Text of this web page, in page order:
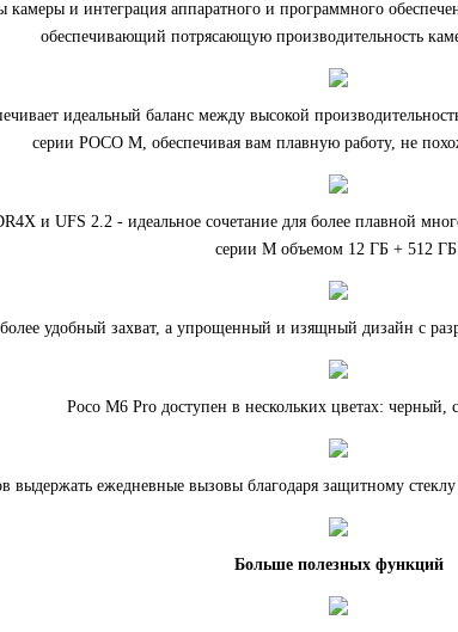
камеры и интеграция аппаратного и программного
обеспечивающий потрясающую производительность
идеальный баланс между высокой
серии POCO M, обеспечивая вам плавную работу, не
и UFS 2.2 - идеальное сочетание для более плавной
серии M объемом 12 ГБ + 512
удобный захват, а упрощенный и изящный дизайн с
Poco M6 Pro доступен в нескольких цветах:
выдержать ежедневные вызовы благодаря защитному
Больше полезных функций